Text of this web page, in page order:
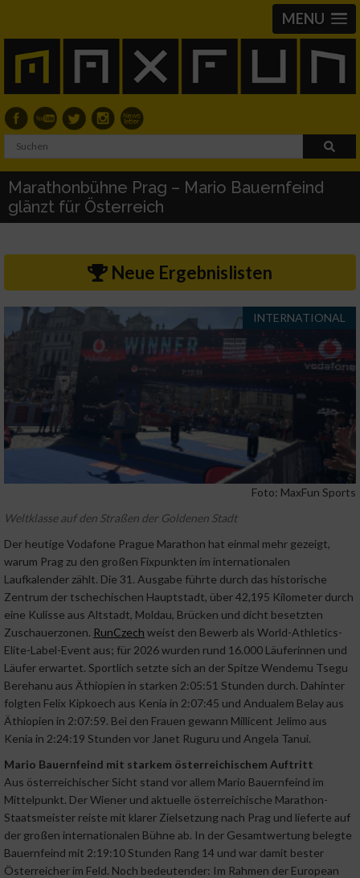
MENU
Marathonbühne Prag – Mario Bauernfeind
glänzt für Österreich
Neue Ergebnislisten
INTERNATIONAL
Foto: MaxFun Sports
Weltklasse auf den Straßen der Goldenen Stadt
Der heutige Vodafone Prague Marathon hat einmal mehr gezeigt,
warum Prag zu den großen Fixpunkten im internationalen
Laufkalender zählt. Die 31. Ausgabe führte durch das historische
Zentrum der tschechischen Hauptstadt, über 42,195 Kilometer durch
eine Kulisse aus Altstadt, Moldau, Brücken und dicht besetzten
Zuschauerzonen. RunCzech weist den Bewerb als World-Athletics-
Elite-Label-Event aus; für 2026 wurden rund 16.000 Läuferinnen und
Läufer erwartet. Sportlich setzte sich an der Spitze Wendemu Tsegu
Berehanu aus Äthiopien in starken 2:05:51 Stunden durch. Dahinter
folgten Felix Kipkoech aus Kenia in 2:07:45 und Andualem Belay aus
Äthiopien in 2:07:59. Bei den Frauen gewann Millicent Jelimo aus
Kenia in 2:24:19 Stunden vor Janet Ruguru und Angela Tanui.
Mario Bauernfeind mit starkem österreichischem Auftritt
Aus österreichischer Sicht stand vor allem Mario Bauernfeind im
Mittelpunkt. Der Wiener und aktuelle österreichische Marathon-
Staatsmeister reiste mit klarer Zielsetzung nach Prag und lieferte auf
der großen internationalen Bühne ab. In der Gesamtwertung belegte
Bauernfeind mit 2:19:10 Stunden Rang 14 und war damit bester
Österreicher im Feld. Noch bedeutender: Im Rahmen der European